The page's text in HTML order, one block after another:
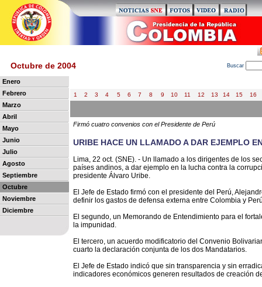
Octubre de 2004 Buscar
Enero
Febrero
Marzo
Abril
Mayo
Junio
Julio
Agosto
Septiembre
Octubre
Noviembre
Diciembre
1 2 3 4 5 6 7 8 9 10 11 12 13 14 15 16
Firmó cuatro convenios con el Presidente de Perú
URIBE HACE UN LLAMADO A DAR EJEMPLO
Lima, 22 oct. (SNE). - Un llamado a los dirigentes de los
países andinos, a dar ejemplo en la lucha contra la
presidente Álvaro Uribe.
El Jefe de Estado firmó con el presidente del Perú,
definir los gastos de defensa externa entre Colombia y
El segundo, un Memorando de Entendimiento para el
la impunidad.
El tercero, un acuerdo modificatorio del Convenio
cuarto la declaración conjunta de los dos Mandatarios.
El Jefe de Estado indicó que sin transparencia y sin
indicadores económicos generen resultados de creación